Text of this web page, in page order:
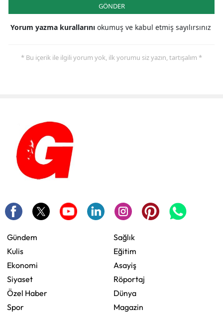
GÖNDER
Yorum yazma kurallarını okumuş ve kabul etmiş sayılırsınız
* Bu içerik ile ilgili yorum yok, ilk yorumu siz yazın, tartışalım *
Gündem
Kulis
Ekonomi
Siyaset
Özel Haber
Spor
Sağlık
Eğitim
Asayiş
Röportaj
Dünya
Magazin